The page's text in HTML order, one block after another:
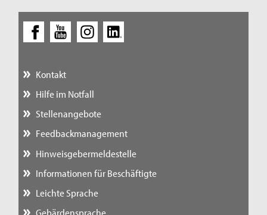
Kontakt
Hilfe im Notfall
Stellenangebote
Feedbackmanagement
Hinweisgebermeldestelle
Informationen für Beschäftigte
Leichte Sprache
Gebärdensprache